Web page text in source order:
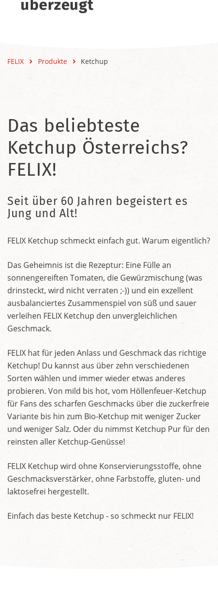
überzeugt
FELIX Produkte Ketchup
Das beliebteste
Ketchup Österreichs?
FELIX!
Seit über 60 Jahren begeistert es
Jung und Alt!
FELIX Ketchup schmeckt einfach gut. Warum eigentlich?
Das Geheimnis ist die Rezeptur: Eine Fülle an
sonnengereiften Tomaten, die Gewürzmischung (was
drinsteckt, wird nicht verraten ;-)) und ein exzellent
ausbalanciertes Zusammenspiel von süß und sauer
verleihen FELIX Ketchup den unvergleichlichen
Geschmack.
FELIX hat für jeden Anlass und Geschmack das richtige
Ketchup! Du kannst aus über zehn verschiedenen
Sorten wählen und immer wieder etwas anderes
probieren. Von mild bis hot, vom Höllenfeuer-Ketchup
für Fans des scharfen Geschmacks über die zuckerfreie
Variante bis hin zum Bio-Ketchup mit weniger Zucker
und weniger Salz. Oder du nimmst Ketchup Pur für den
reinsten aller Ketchup-Genüsse!
FELIX Ketchup wird ohne Konservierungsstoffe, ohne
Geschmacksverstärker, ohne Farbstoffe, gluten- und
laktosefrei hergestellt.
Einfach das beste Ketchup - so schmeckt nur FELIX!